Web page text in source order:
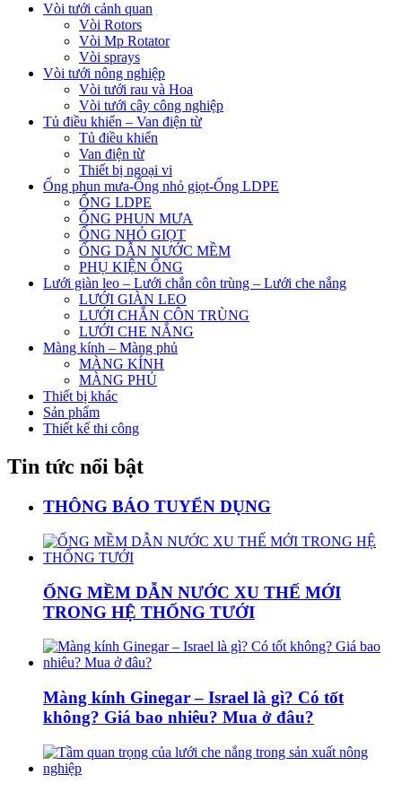
Vòi tưới cảnh quan
Vòi Rotors
Vòi Mp Rotator
Vòi sprays
Vòi tưới nông nghiệp
Vòi tưới rau và Hoa
Vòi tưới cây công nghiệp
Tủ điều khiển – Van điện từ
Tủ điều khiển
Van điện từ
Thiết bị ngoại vi
Ống phun mưa-Ống nhỏ giọt-Ống LDPE
ỐNG LDPE
ỐNG PHUN MƯA
ỐNG NHỎ GIỌT
ỐNG DẪN NƯỚC MỀM
PHỤ KIỆN ỐNG
Lưới giàn leo – Lưới chắn côn trùng – Lưới che nắng
LƯỚI GIÀN LEO
LƯỚI CHẮN CÔN TRÙNG
LƯỚI CHE NẮNG
Màng kính – Màng phủ
MÀNG KÍNH
MÀNG PHỦ
Thiết bị khác
Sản phẩm
Thiết kế thi công
Tin tức nổi bật
THÔNG BÁO TUYỂN DỤNG
ỐNG MỀM DẪN NƯỚC XU THẾ MỚI
TRONG HỆ THỐNG TƯỚI
Màng kính Ginegar – Israel là gì? Có tốt
không? Giá bao nhiêu? Mua ở đâu?